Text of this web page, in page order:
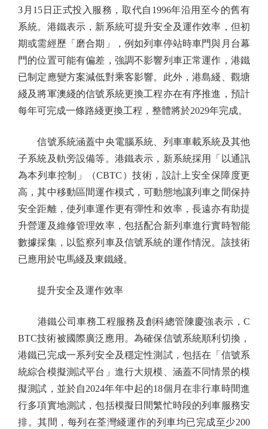
3月15日正式投入服務，取代自1996年沿用至今的舊有
系統。港鐵表示，新系統可提升安全及運作效率，但初
期或需經歷「磨合期」，例如列車停站時車門與月台幕
門的位置可能有偏差，強調不影響列車正常運作，港鐵
已制定應變方案減低對乘客影響。此外，港島綫、觀塘
綫及將軍澳綫的信號系統更換工程亦在有序推進，預計
每年可完成一條路綫更換工程，整體將於2029年完成。
信號系統涵蓋中央電腦系統、列車車載系統及其他
子系統及軌旁設備等。港鐵表示，新系統採用「以通訊
為本列車控制」（CBTC）技術，設計上安全保障度更
高，其中移動區間運作模式，可動態地讓列車之間保持
安全距離，使列車運作更有彈性和效率，長遠亦有助提
升營運及維修管理效率，包括配合新列車進行實時智能
數據採集，以監察列車及信號系統的運作情況。該技術
已應用於屯馬綫及東鐵綫。
提升安全及運作效率
港鐵公司車務工程服務及創科總管陳慶強表示，C
BTC技術被國際廣泛應用。為確保信號系統順利切換，
港鐵已完成一系列安全及穩定性測試，包括在「信號系
統綜合模擬測試平台」進行大規模、涵蓋不同情景的模
擬測試，並於自2024年年中起的18個月在非行車時間進
行多項實地測試，包括模擬日間繁忙時段的列車服務安
排。其間，每列在荃灣綫運作的列車均已完成至少200